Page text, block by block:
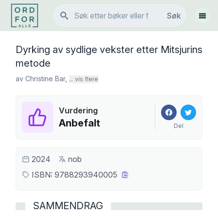
Søk
Søk
Vis
Dyrking av sydlige vekster etter Mitsjurins
metode
av Christine Bar, ... vis flere
Vurdering
Anbefalt Del
2024
nob
ISBN: 9788293940005
SAMMENDRAG